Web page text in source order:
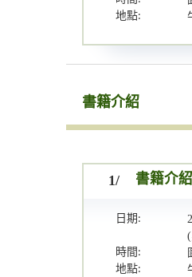
地點:
書籍介紹
1/ 書籍介
日期:
時間:
地點: